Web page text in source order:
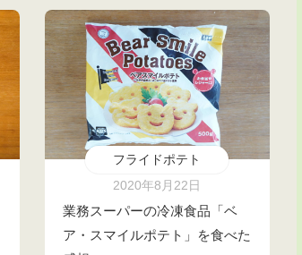
フライドポテト
2020年8月22日
業務スーパーの冷凍食品「ベ
ア・スマイルポテト」を食べた